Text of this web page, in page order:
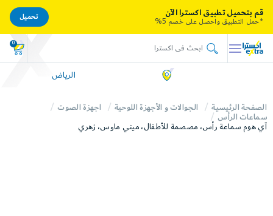
0
الرياض
الصفحة الرئيسية الجوالات و الأجهزة اللوحية
اجهزة الصوت
سماعات الرأس
آي هوم سماعة رأس، مصصمة للأطفال، ميني ماوس، زهري
قم بتحميل تطبيق اكسترا الآن
*حمل التطبيق واحصل على خصم 5%
تحميل